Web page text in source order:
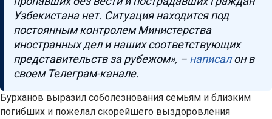
Узбекистана нет. Ситуация находится под
постоянным контролем Министерства
иностранных дел и наших соответствующих
представительств за рубежом», – написалон в
своем Телеграм-канале.
Бурханов выразил соболезнования семьям и близким
погибших и пожелал скорейшего выздоровления